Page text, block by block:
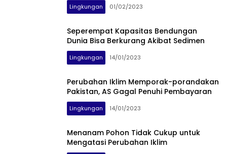
Lingkungan 01/02/2023
Seperempat Kapasitas Bendungan
Dunia Bisa Berkurang Akibat Sedimen
Lingkungan 14/01/2023
Perubahan Iklim Memporak-porandakan
Pakistan, AS Gagal Penuhi Pembayaran
Lingkungan 14/01/2023
Menanam Pohon Tidak Cukup untuk
Mengatasi Perubahan Iklim